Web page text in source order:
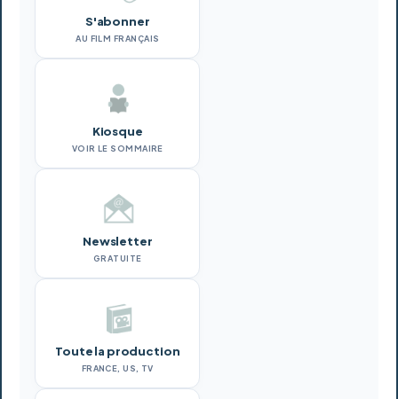
S'abonner
AU FILM FRANÇAIS
Kiosque
VOIR LE SOMMAIRE
Newsletter
GRATUITE
Toute la production
FRANCE, US, TV